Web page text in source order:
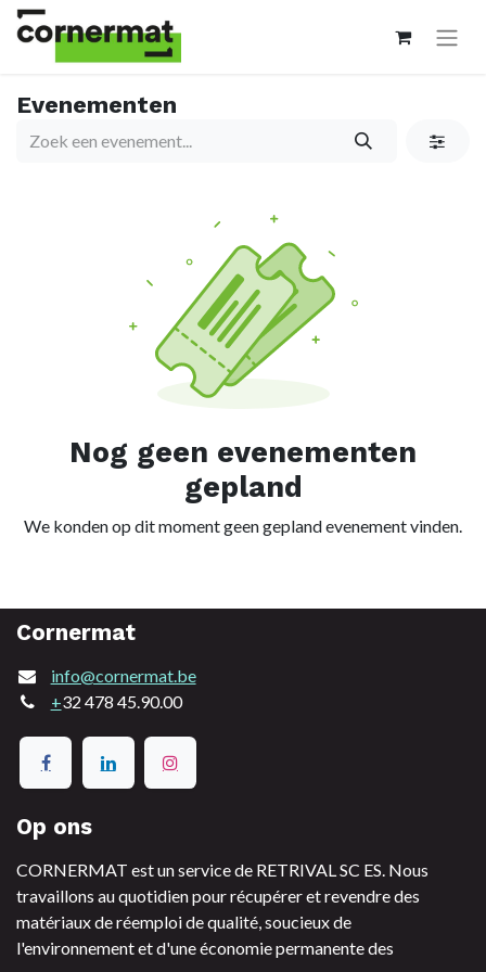
Evenementen
Nog geen evenementen
gepland
We konden op dit moment geen gepland evenement vinden.
Cornermat
info@cornermat.be
+32 478 45.90.00
Op ons
CORNERMAT est un service de RETRIVAL SC ES. Nous
travaillons au quotidien pour récupérer et revendre des
matériaux de réemploi de qualité, soucieux de
l'environnement et d'une économie permanente des